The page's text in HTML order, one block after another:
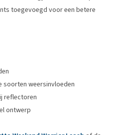
toegevoegd voor een betere
soorten weersinvloeden
reflectoren
ontwerp